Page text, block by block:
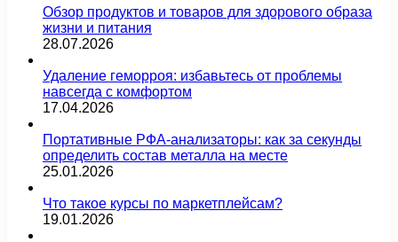
Обзор продуктов и товаров для здорового образа
жизни и питания
28.07.2026
Удаление геморроя: избавьтесь от проблемы
навсегда с комфортом
17.04.2026
Портативные РФА-анализаторы: как за секунды
определить состав металла на месте
25.01.2026
Что такое курсы по маркетплейсам?
19.01.2026